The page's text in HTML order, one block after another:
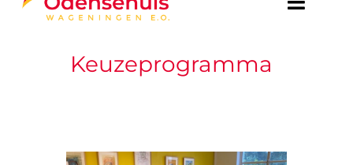
Toggle
WELKOMKeuzeprogramma